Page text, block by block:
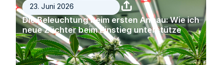
23. Juni 2026
Die Beleuchtung beim ersten Anbau: Wie ich
neue Züchter beim Einstieg unterstütze